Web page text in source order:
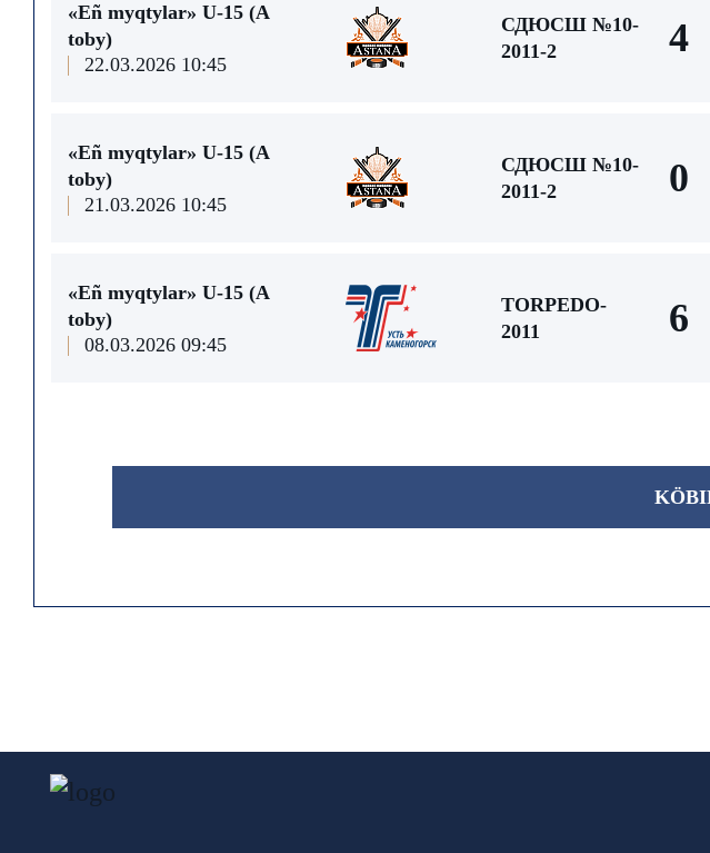
«Eñ myqtylar» U-15 (A
toby)
22.03.2026 10:45
СДЮСШ №10-
2011-2
4
«Eñ myqtylar» U-15 (A
toby)
21.03.2026 10:45
СДЮСШ №10-
2011-2
0
«Eñ myqtylar» U-15 (A
toby)
08.03.2026 09:45
TORPEDO-
2011
6